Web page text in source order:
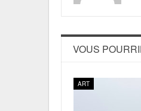
VOUS
ART